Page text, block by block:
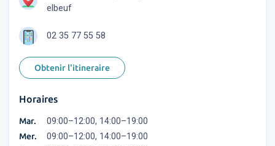
elbeuf
02 35 77 55 58
Obtenir l'itineraire
Horaires
Mar. 09:00–12:00, 14:00–19:00
Mer. 09:00–12:00, 14:00–19:00